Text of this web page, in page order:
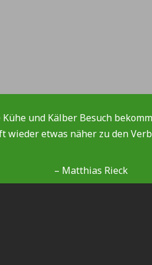
und Kälber Besuch
wieder etwas näher zu den
– Matthias Rieck